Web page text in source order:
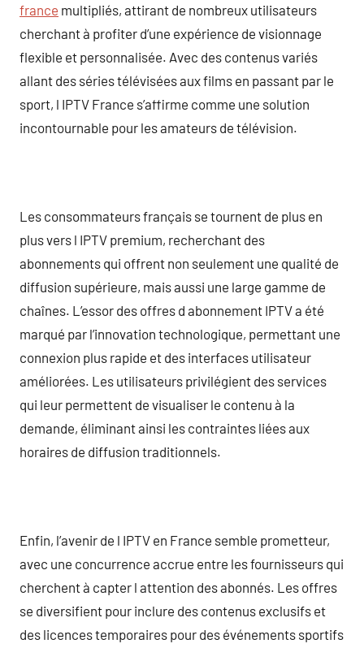
france multipliés, attirant de nombreux utilisateurs
cherchant à profiter d’une expérience de visionnage
flexible et personnalisée. Avec des contenus variés
allant des séries télévisées aux films en passant par le
sport, l IPTV France s’affirme comme une solution
incontournable pour les amateurs de télévision.
Les consommateurs français se tournent de plus en
plus vers l IPTV premium, recherchant des
abonnements qui offrent non seulement une qualité de
diffusion supérieure, mais aussi une large gamme de
chaînes. L’essor des offres d abonnement IPTV a été
marqué par l’innovation technologique, permettant une
connexion plus rapide et des interfaces utilisateur
améliorées. Les utilisateurs privilégient des services
qui leur permettent de visualiser le contenu à la
demande, éliminant ainsi les contraintes liées aux
horaires de diffusion traditionnels.
Enfin, l’avenir de l IPTV en France semble prometteur,
avec une concurrence accrue entre les fournisseurs qui
cherchent à capter l attention des abonnés. Les offres
se diversifient pour inclure des contenus exclusifs et
des licences temporaires pour des événements sportifs